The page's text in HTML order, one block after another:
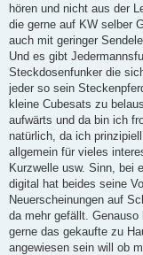
hören und nicht aus der
die gerne auf KW selber
auch mit geringer
Und es gibt
Steckdosenfunker die
jeder so sein
kleine Cubesats zu
aufwärts und da bin ich
natürlich, da ich
allgemein für vieles
Kurzwelle usw. Sinn, bei
digital hat beides seine
Neuerscheinungen auf
da mehr gefällt.
gerne das gekaufte zu
angewiesen sein will ob